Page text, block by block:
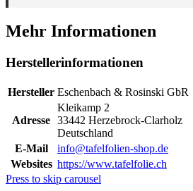
Mehr Informationen
Herstellerinformationen
Hersteller Eschenbach & Rosinski GbR
Adresse
Kleikamp 2
33442 Herzebrock-Clarholz
Deutschland
E-Mail
info@tafelfolien-shop.de
Websites https://www.tafelfolie.ch
Press to skip carousel